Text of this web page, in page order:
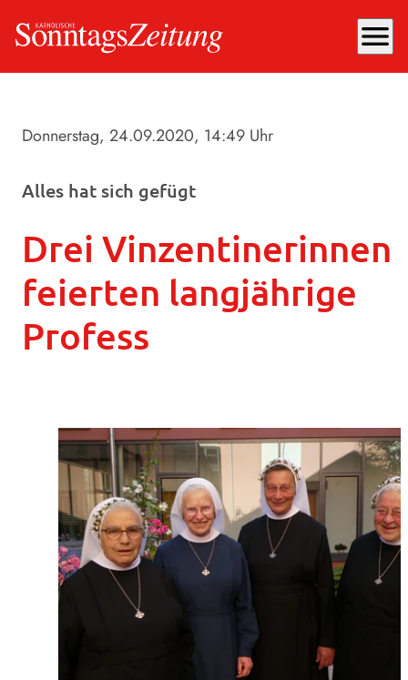
menu
Donnerstag, 24.09.2020, 14:49 Uhr
Alles hat sich gefügt
Drei Vinzentinerinnen
feierten langjährige
Profess